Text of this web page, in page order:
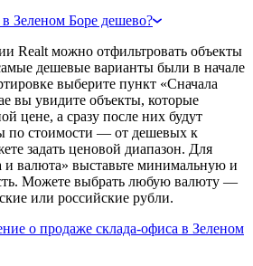
Зеленом Боре дешево?
Realt можно отфильтровать объекты
дешевые варианты были в начале
выберите пункт «Сначала
вы увидите объекты, которые
цене, а сразу после них будут
по стоимости — от дешевых к
задать ценовой диапазон. Для
и валюта» выставьте минимальную и
Можете выбрать любую валюту —
или российские рубли.
о продаже склада-офиса в Зеленом